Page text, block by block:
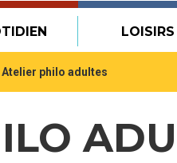
LOISIRS
Atelier philo adultes